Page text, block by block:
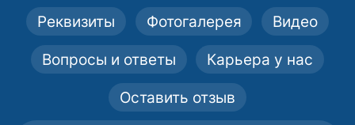
Реквизиты Фотогалерея Видео
Вопросы и ответы Карьера у нас
Оставить отзыв